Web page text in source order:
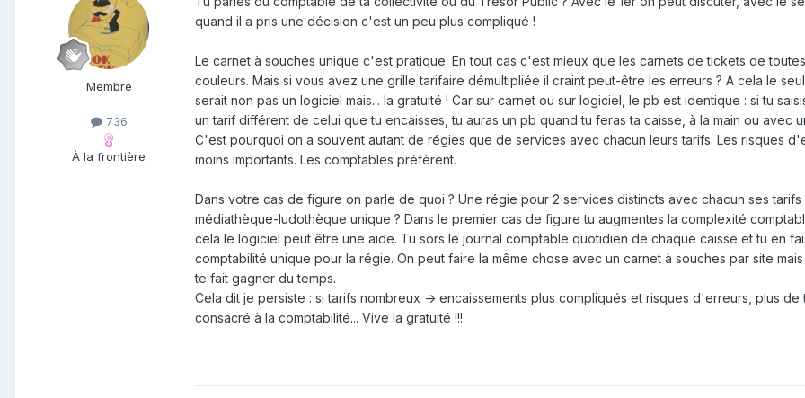
Membre
736
À la frontière
quand il a pris une décision c'est un peu plus compliqué !
Le carnet à souches unique c'est pratique. En tout cas c'est mieux que les carnets de tickets de
couleurs. Mais si vous avez une grille tarifaire démultipliée il craint peut-être les erreurs ? A cela le
serait non pas un logiciel mais... la gratuité ! Car sur carnet ou sur logiciel, le pb est identique : si tu
un tarif différent de celui que tu encaisses, tu auras un pb quand tu feras ta caisse, à la main ou avec
C'est pourquoi on a souvent autant de régies que de services avec chacun leurs tarifs. Les risques
moins importants. Les comptables préfèrent.
Dans votre cas de figure on parle de quoi ? Une régie pour 2 services distincts avec chacun ses tarifs
médiathèque-ludothèque unique ? Dans le premier cas de figure tu augmentes la complexité
cela le logiciel peut être une aide. Tu sors le journal comptable quotidien de chaque caisse et tu en
comptabilité unique pour la régie. On peut faire la même chose avec un carnet à souches par site
te fait gagner du temps.
Cela dit je persiste : si tarifs nombreux -> encaissements plus compliqués et risques d'erreurs, plus de
consacré à la comptabilité... Vive la gratuité !!!